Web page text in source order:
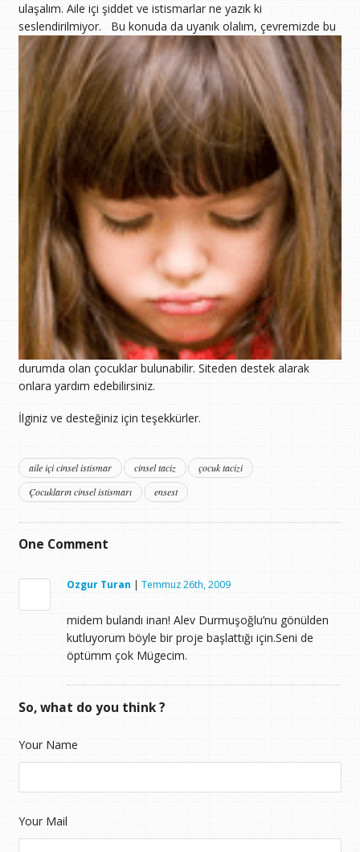
ulaşalım. Aile içi şiddet ve istismarlar ne yazık ki
seslendirilmiyor.
Bu konuda da uyanık olalım, çevremizde bu
durumda olan çocuklar bulunabilir. Siteden destek alarak
onlara yardım edebilirsiniz.
İlginiz ve desteğiniz için teşekkürler.
aile içi cinsel istismar cinsel taciz
çocuk tacizi
Çocukların cinsel istismarı
ensest
One Comment
Ozgur Turan | Temmuz 26th, 2009
midem bulandı inan! Alev Durmuşoğlu’nu gönülden
kutluyorum böyle bir proje başlattığı için.Seni de
öptümm çok Mügecim.
So, what do you think ?
Your Name
Your Mail